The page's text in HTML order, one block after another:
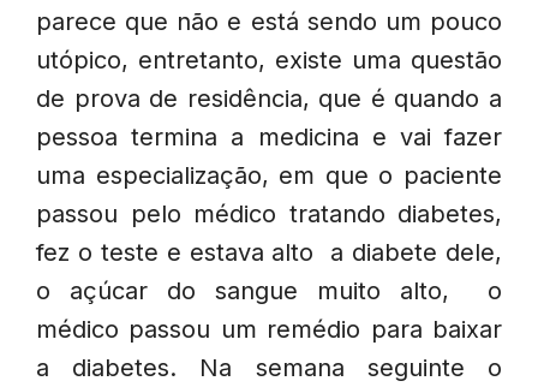
parece que não e está sendo um pouco
utópico, entretanto, existe uma questão
de prova de residência, que é quando a
pessoa termina a medicina e vai fazer
uma especialização, em que o paciente
passou pelo médico tratando diabetes,
fez o teste e estava alto a diabete dele,
o açúcar do sangue muito alto, o
médico passou um remédio para baixar
a diabetes. Na semana seguinte o